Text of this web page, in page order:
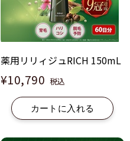
薬用リリィジュRICH 150mL
¥10,790 税込
カートに入れる